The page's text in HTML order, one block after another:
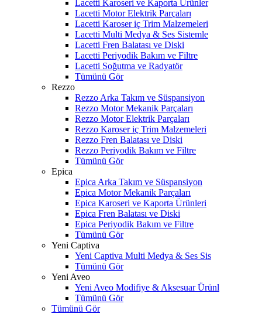
Lacetti Karoseri ve Kaporta Ürünler
Lacetti Motor Elektrik Parçaları
Lacetti Karoser iç Trim Malzemeleri
Lacetti Multi Medya & Ses Sistemle
Lacetti Fren Balatası ve Diski
Lacetti Periyodik Bakım ve Filtre
Lacetti Soğutma ve Radyatör
Tümünü Gör
Rezzo
Rezzo Arka Takım ve Süspansiyon
Rezzo Motor Mekanik Parçaları
Rezzo Motor Elektrik Parçaları
Rezzo Karoser iç Trim Malzemeleri
Rezzo Fren Balatası ve Diski
Rezzo Periyodik Bakım ve Filtre
Tümünü Gör
Epica
Epica Arka Takım ve Süspansiyon
Epica Motor Mekanik Parçaları
Epica Karoseri ve Kaporta Ürünleri
Epica Fren Balatası ve Diski
Epica Periyodik Bakım ve Filtre
Tümünü Gör
Yeni Captiva
Yeni Captiva Multi Medya & Ses Sis
Tümünü Gör
Yeni Aveo
Yeni Aveo Modifiye & Aksesuar Ürünl
Tümünü Gör
Tümünü Gör